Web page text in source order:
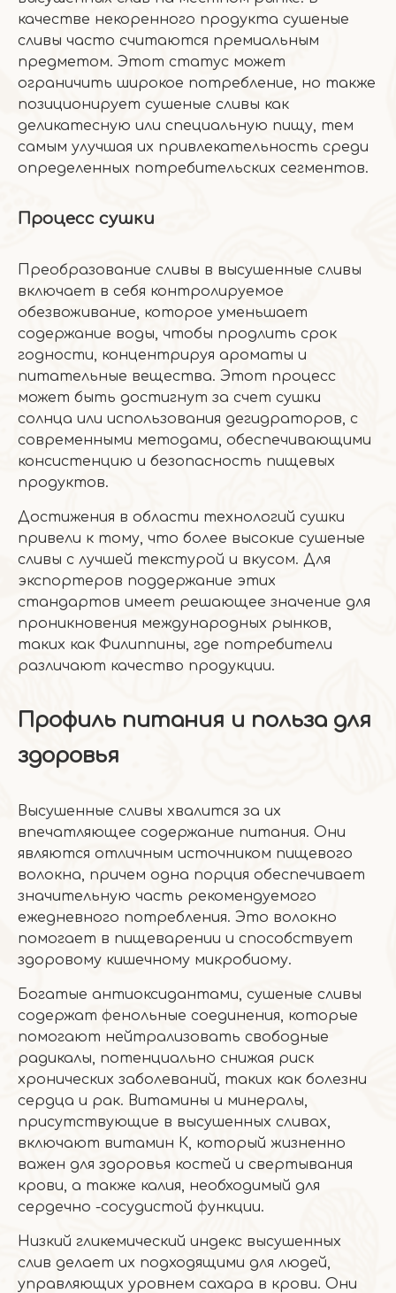
качестве некоренного продукта сушеные
сливы часто считаются премиальным
предметом. Этот статус может
ограничить широкое потребление, но также
позиционирует сушеные сливы как
деликатесную или специальную пищу, тем
самым улучшая их привлекательность среди
определенных потребительских сегментов.
Процесс сушки
Преобразование сливы в высушенные сливы
включает в себя контролируемое
обезвоживание, которое уменьшает
содержание воды, чтобы продлить срок
годности, концентрируя ароматы и
питательные вещества. Этот процесс
может быть достигнут за счет сушки
солнца или использования дегидраторов, с
современными методами, обеспечивающими
консистенцию и безопасность пищевых
продуктов.
Достижения в области технологий сушки
привели к тому, что более высокие сушеные
сливы с лучшей текстурой и вкусом. Для
экспортеров поддержание этих
стандартов имеет решающее значение для
проникновения международных рынков,
таких как Филиппины, где потребители
различают качество продукции.
Профиль питания и польза для
здоровья
Высушенные сливы хвалится за их
впечатляющее содержание питания. Они
являются отличным источником пищевого
волокна, причем одна порция обеспечивает
значительную часть рекомендуемого
ежедневного потребления. Это волокно
помогает в пищеварении и способствует
здоровому кишечному микробиому.
Богатые антиоксидантами, сушеные сливы
содержат фенольные соединения, которые
помогают нейтрализовать свободные
радикалы, потенциально снижая риск
хронических заболеваний, таких как болезни
сердца и рак. Витамины и минералы,
присутствующие в высушенных сливах,
включают витамин К, который жизненно
важен для здоровья костей и свертывания
крови, а также калия, необходимый для
сердечно -сосудистой функции.
Низкий гликемический индекс высушенных
слив делает их подходящими для людей,
управляющих уровнем сахара в крови. Они